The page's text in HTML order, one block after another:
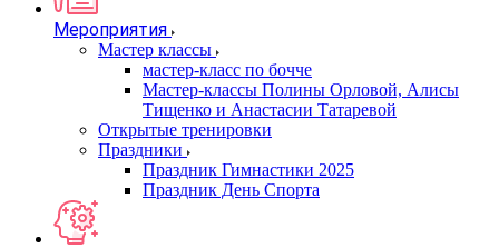
Мероприятия
Мастер классы
мастер-класс по бочче
Мастер-классы Полины Орловой, Алисы
Тищенко и Анастасии Татаревой
Открытые тренировки
Праздники
Праздник Гимнастики 2025
Праздник День Спорта